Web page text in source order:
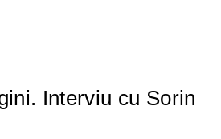
Interviu cu Sorin